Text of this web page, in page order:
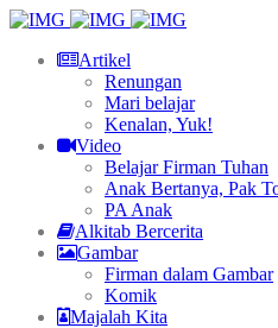
Artikel
Renungan
Mari belajar
Kenalan, Yuk!
Video
Belajar Firman Tuhan
Anak Bertanya, Pak
PA Anak
Alkitab Bercerita
Gambar
Firman dalam Gambar
Komik
Majalah Kita